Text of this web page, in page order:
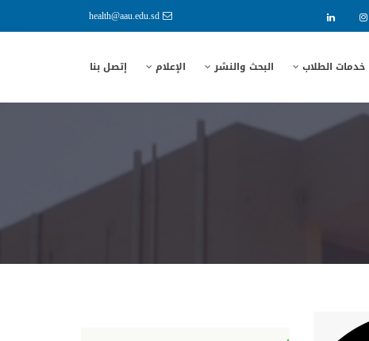
health@aau.edu.sd
خدمات الطلاب البحث والنشر الإعلام إتصل بنا